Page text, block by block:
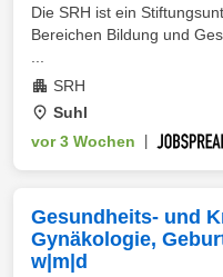
Die SRH ist ein
Bereichen Bildung und
SRH
Suhl
vor 3 Wochen
Gesundheits- und
Gynäkologie,
w|m|d